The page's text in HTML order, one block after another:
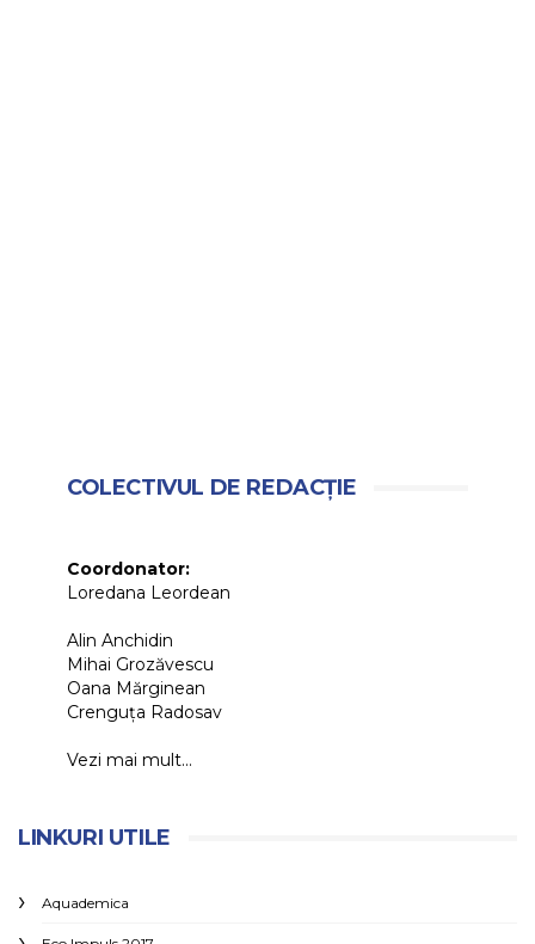
COLECTIVUL DE REDACȚIE
Coordonator:
Loredana Leordean
Alin Anchidin
Mihai Grozăvescu
Oana Mărginean
Crenguța Radosav
Vezi mai mult...
LINKURI UTILE
Aquademica